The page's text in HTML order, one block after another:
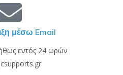
μέσω Email
εντός 24 ωρών